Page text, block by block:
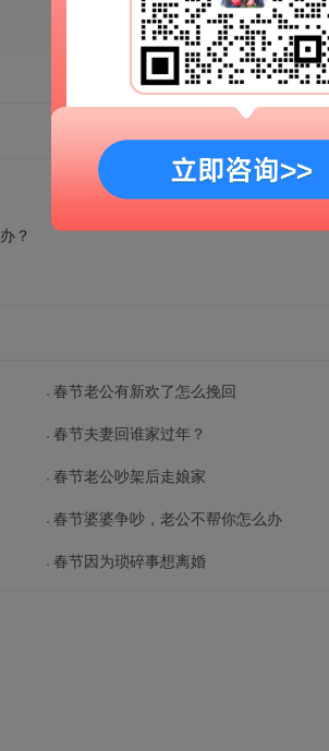
？
春节老公有新欢了怎么挽回
春节夫妻回谁家过年？
春节老公吵架后走娘家
春节婆婆争吵，老公不帮你怎么办
春节因为琐碎事想离婚